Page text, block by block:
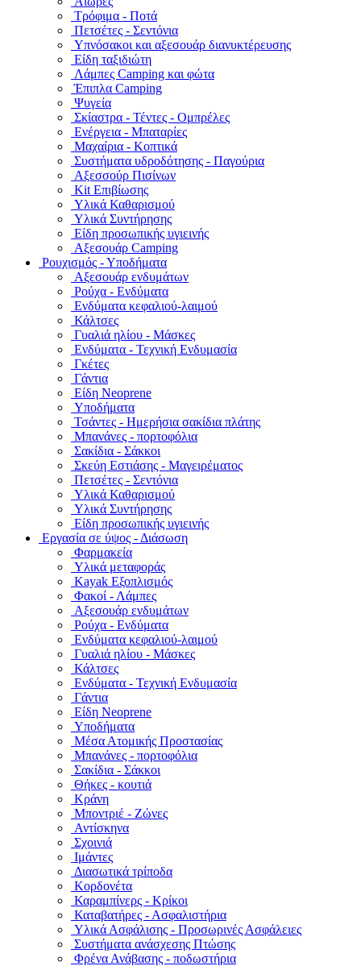
Τρόφιμα - Ποτά
Πετσέτες - Σεντόνια
Υπνόσακοι και αξεσουάρ διανυκτέρευσης
Είδη ταξιδιώτη
Λάμπες Camping και φώτα
Έπιπλα Camping
Ψυγεία
Σκίαστρα - Τέντες - Ομπρέλες
Ενέργεια - Μπαταρίες
Μαχαίρια - Κοπτικά
Συστήματα υδροδότησης - Παγούρια
Αξεσσούρ Πισίνων
Kit Επιβίωσης
Υλικά Καθαρισμού
Υλικά Συντήρησης
Είδη προσωπικής υγιεινής
Αξεσουάρ Camping
Ρουχισμός - Υποδήματα
Αξεσουάρ ενδυμάτων
Ρούχα - Ενδύματα
Ενδύματα κεφαλιού-λαιμού
Κάλτσες
Γυαλιά ηλίου - Μάσκες
Ενδύματα - Τεχνική Ενδυμασία
Γκέτες
Γάντια
Είδη Neoprene
Υποδήματα
Τσάντες - Ημερήσια σακίδια πλάτης
Μπανάνες - πορτοφόλια
Σακίδια - Σάκκοι
Σκεύη Εστιάσης - Μαγειρέματος
Πετσέτες - Σεντόνια
Υλικά Καθαρισμού
Υλικά Συντήρησης
Είδη προσωπικής υγιεινής
Εργασία σε ύψος - Διάσωση
Φαρμακεία
Υλικά μεταφοράς
Kayak Εξοπλισμός
Φακοί - Λάμπες
Αξεσουάρ ενδυμάτων
Ρούχα - Ενδύματα
Ενδύματα κεφαλιού-λαιμού
Γυαλιά ηλίου - Μάσκες
Κάλτσες
Ενδύματα - Τεχνική Ενδυμασία
Γάντια
Είδη Neoprene
Υποδήματα
Μέσα Ατομικής Προστασίας
Μπανάνες - πορτοφόλια
Σακίδια - Σάκκοι
Θήκες - κουτιά
Κράνη
Μποντριέ - Ζώνες
Αντίσκηνα
Σχοινιά
Ιμάντες
Διασωτικά τρίποδα
Κορδονέτα
Καραμπίνερς - Κρίκοι
Καταβατήρες - Ασφαλιστήρια
Υλικά Ασφάλισης - Προσωρινές Ασφάλειες
Συστήματα ανάσχεσης Πτώσης
Φρένα Ανάβασης - ποδωστήρια